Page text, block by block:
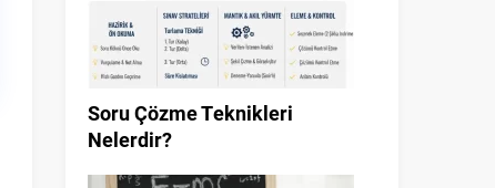
Soru Çözme Teknikleri
Nelerdir?